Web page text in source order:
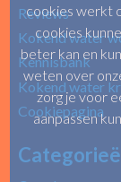
Reviews
Kokend water
Kennisbank
Kokend water
Cookiepagina
cookies werkt
cookies
beter kan en
weten over
zorg je voor
aanpassen